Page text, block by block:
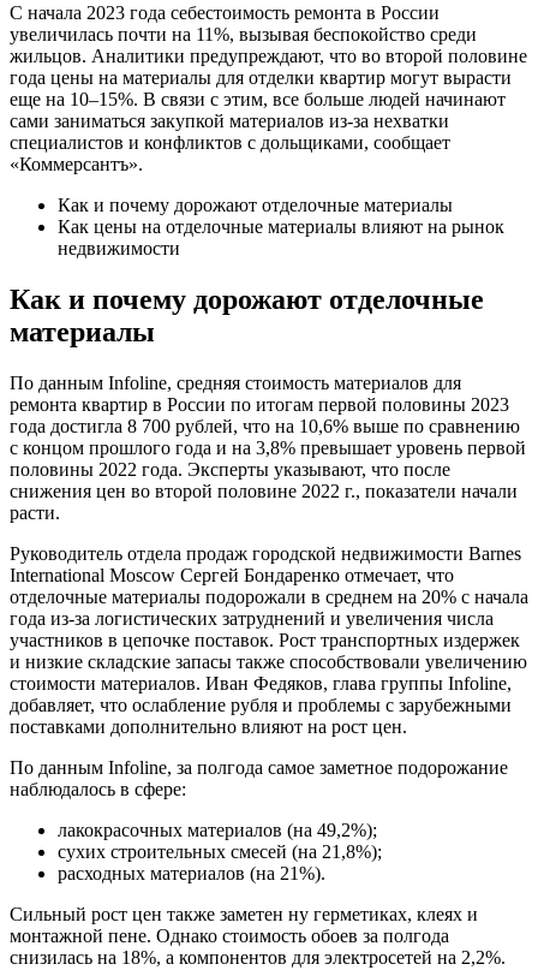
С начала 2023 года себестоимость ремонта в России
увеличилась почти на 11%, вызывая беспокойство среди
жильцов. Аналитики предупреждают, что во второй половине
года цены на материалы для отделки квартир могут вырасти
еще на 10–15%. В связи с этим, все больше людей начинают
сами заниматься закупкой материалов из-за нехватки
специалистов и конфликтов с дольщиками, сообщает
«Коммерсантъ».
Как и почему дорожают отделочные материалы
Как цены на отделочные материалы влияют на рынок
недвижимости
Как и почему дорожают отделочные
материалы
По данным Infoline, средняя стоимость материалов для
ремонта квартир в России по итогам первой половины 2023
года достигла 8 700 рублей, что на 10,6% выше по сравнению
с концом прошлого года и на 3,8% превышает уровень первой
половины 2022 года. Эксперты указывают, что после
снижения цен во второй половине 2022 г., показатели начали
расти.
Руководитель отдела продаж городской недвижимости Barnes
International Moscow Сергей Бондаренко отмечает, что
отделочные материалы подорожали в среднем на 20% с начала
года из-за логистических затруднений и увеличения числа
участников в цепочке поставок. Рост транспортных издержек
и низкие складские запасы также способствовали увеличению
стоимости материалов. Иван Федяков, глава группы Infoline,
добавляет, что ослабление рубля и проблемы с зарубежными
поставками дополнительно влияют на рост цен.
По данным Infoline, за полгода самое заметное подорожание
наблюдалось в сфере:
лакокрасочных материалов (на 49,2%);
сухих строительных смесей (на 21,8%);
расходных материалов (на 21%).
Сильный рост цен также заметен ну герметиках, клеях и
монтажной пене. Однако стоимость обоев за полгода
снизилась на 18%, а компонентов для электросетей на 2,2%.